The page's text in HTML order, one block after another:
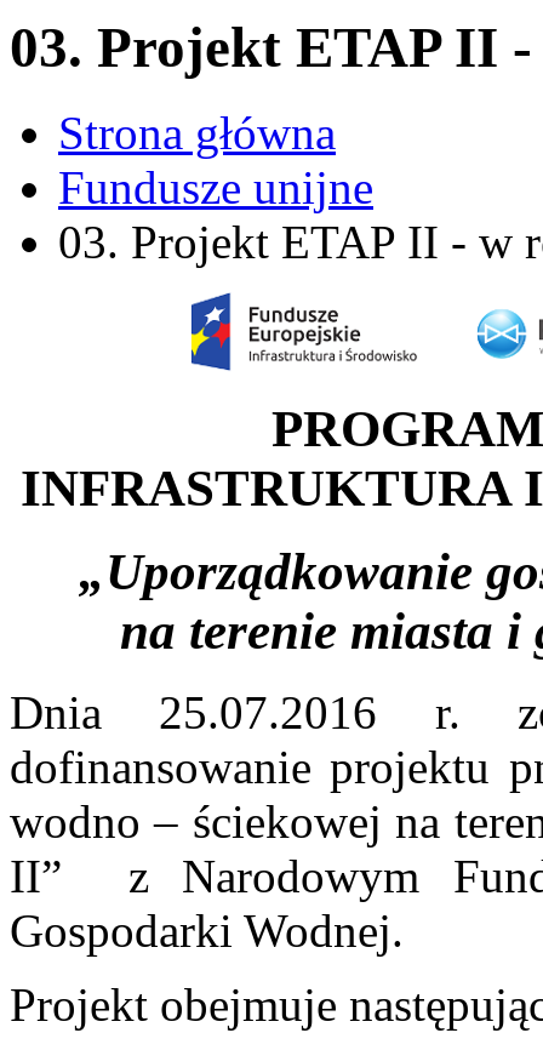
03. Projekt ETAP II
Strona główna
Fundusze unijne
03. Projekt ETAP II - w
INFRASTRUKTURA
„Uporządkowanie
na terenie miasta
Dnia 25.07.2016 r.
dofinansowanie projektu
wodno – ściekowej na
II” z Narodowym
Gospodarki Wodnej.
Projekt obejmuje